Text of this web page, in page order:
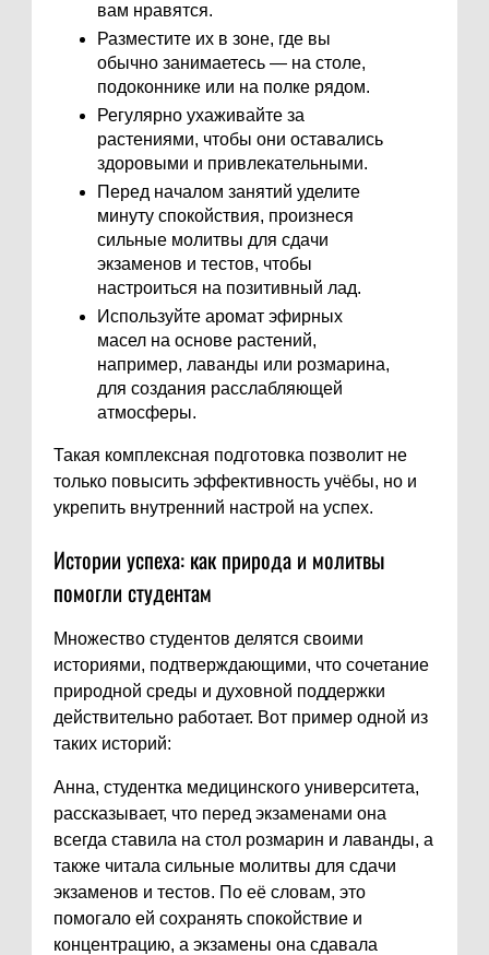
вам нравятся.
Разместите их в зоне, где вы
обычно занимаетесь — на столе,
подоконнике или на полке рядом.
Регулярно ухаживайте за
растениями, чтобы они оставались
здоровыми и привлекательными.
Перед началом занятий уделите
минуту спокойствия, произнеся
сильные молитвы для сдачи
экзаменов и тестов, чтобы
настроиться на позитивный лад.
Используйте аромат эфирных
масел на основе растений,
например, лаванды или розмарина,
для создания расслабляющей
атмосферы.
Такая комплексная подготовка позволит не
только повысить эффективность учёбы, но и
укрепить внутренний настрой на успех.
Истории успеха: как природа и молитвы
помогли студентам
Множество студентов делятся своими
историями, подтверждающими, что сочетание
природной среды и духовной поддержки
действительно работает. Вот пример одной из
таких историй:
Анна, студентка медицинского университета,
рассказывает, что перед экзаменами она
всегда ставила на стол розмарин и лаванды, а
также читала сильные молитвы для сдачи
экзаменов и тестов. По её словам, это
помогало ей сохранять спокойствие и
концентрацию, а экзамены она сдавала